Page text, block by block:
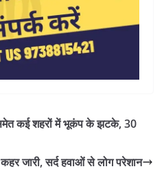
कई शहरों में भूकंप के झटके, 30
जारी, सर्द हवाओं से लोग परेशान